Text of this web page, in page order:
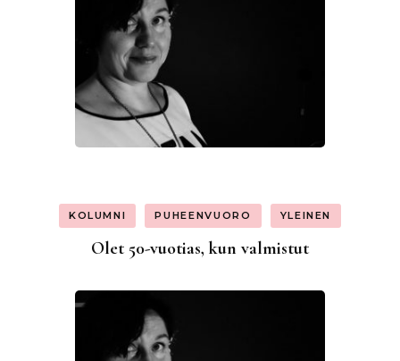
KOLUMNI PUHEENVUORO YLEINEN
Olet 50-vuotias, kun valmistut